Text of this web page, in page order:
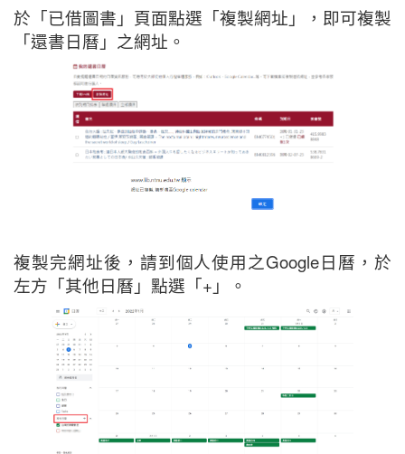
於「已借圖書」頁面點選「複製網址」，即可複製
「還書日曆」之網址。
複製完網址後，請到個人使用之Google日曆，於
左方「其他日曆」點選「+」。